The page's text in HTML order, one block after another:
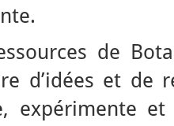
de
d’idées et de
expérimente